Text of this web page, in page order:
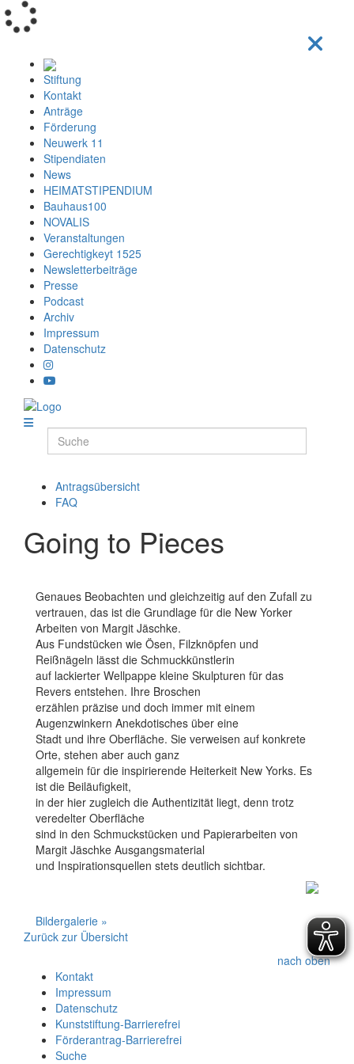
Stiftung
Kontakt
Anträge
Förderung
Neuwerk 11
Stipendiaten
News
HEIMATSTIPENDIUM
Bauhaus100
NOVALIS
Veranstaltungen
Gerechtigkeyt 1525
Newsletterbeiträge
Presse
Podcast
Archiv
Impressum
Datenschutz
Antragsübersicht
FAQ
Going to Pieces
Genaues Beobachten und gleichzeitig auf den Zufall zu
vertrauen, das ist die Grundlage für die New Yorker
Arbeiten von Margit Jäschke.
Aus Fundstücken wie Ösen, Filzknöpfen und
Reißnägeln lässt die Schmuckkünstlerin
auf lackierter Wellpappe kleine Skulpturen für das
Revers entstehen. Ihre Broschen
erzählen präzise und doch immer mit einem
Augenzwinkern Anekdotisches über eine
Stadt und ihre Oberfläche. Sie verweisen auf konkrete
Orte, stehen aber auch ganz
allgemein für die inspirierende Heiterkeit New Yorks. Es
ist die Beiläufigkeit,
in der hier zugleich die Authentizität liegt, denn trotz
veredelter Oberfläche
sind in den Schmuckstücken und Papierarbeiten von
Margit Jäschke Ausgangsmaterial
und Inspirationsquellen stets deutlich sichtbar.
Bildergalerie »
Zurück zur Übersicht
nach oben
Kontakt
Impressum
Datenschutz
Kunststiftung-Barrierefrei
Förderantrag-Barrierefrei
Suche